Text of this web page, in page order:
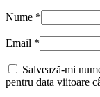
Nume *
Email *
Salvează-mi
pentru data viitoare